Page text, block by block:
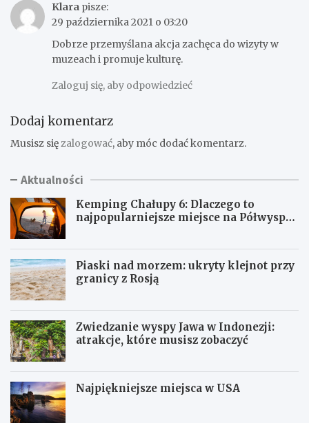
Klara pisze:
29 października 2021 o 03:20
Dobrze przemyślana akcja zachęca do wizyty w
muzeach i promuje kulturę.
Zaloguj się, aby odpowiedzieć
Dodaj komentarz
Musisz sięzalogować, aby móc dodać komentarz.
Aktualności
Kemping Chałupy 6: Dlaczego to
najpopularniejsze miejsce na Półwyspie
Piaski nad morzem: ukryty klejnot przy
granicy z Rosją
Zwiedzanie wyspy Jawa w Indonezji:
atrakcje, które musisz zobaczyć
Najpiękniejsze miejsca w USA